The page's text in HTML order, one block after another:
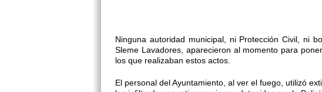
Ninguna autoridad municipal, ni Protección Civil, ni
Sleme Lavadores, aparecieron al momento para
los que realizaban estos actos.
El personal del Ayuntamiento, al ver el fuego, utilizó